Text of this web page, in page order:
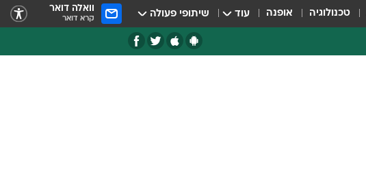
טכנולוגיה אופנה עוד שיתופי פעולה וואלה דואר
קרא דואר